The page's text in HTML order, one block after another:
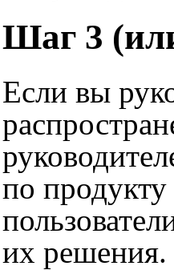
Шаг 3
Если вы
по продукту
их решения.